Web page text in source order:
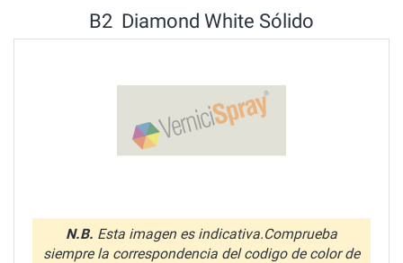
B2 Diamond White Sólido
N.B. Esta imagen es indicativa.Comprueba
siempre la correspondencia del codigo de color de